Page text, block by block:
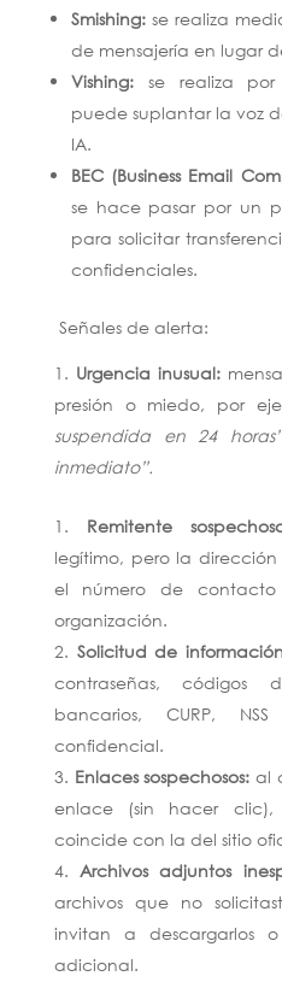
Smishing:se realiza
de mensajería en lugar
Vishing:se realiza por
puede suplantar la voz
IA.
BEC (Business Email
se hace pasar por un
para solicitar
confidenciales.
Señales de alerta:
Urgencia inusual:
presión o miedo, por
suspendida en 24
inmediato”.
Remitente
legítimo, pero la
el número de
organización.
Solicitud de
contraseñas, códigos
bancarios, CURP,
confidencial.
Enlaces sospechosos: al
enlace (sin hacer
coincide con la del sitio
Archivos adjuntos
archivos que no
invitan a descargarlos
adicional.